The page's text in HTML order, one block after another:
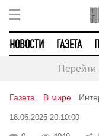
НОВОСТИ ГАЗЕТА
Перейти
Газета В мире
18.06.2025 20:10:00